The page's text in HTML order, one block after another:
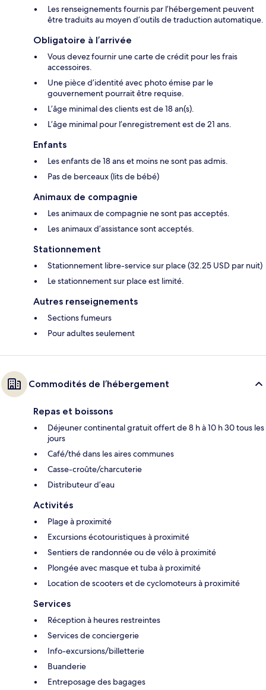
Les renseignements fournis par l’hébergement peuvent
être traduits au moyen d’outils de traduction automatique.
Obligatoire à l’arrivée
Vous devez fournir une carte de crédit pour les frais
accessoires.
Une pièce d’identité avec photo émise par le
gouvernement pourrait être requise.
L’âge minimal des clients est de 18 an(s).
L’âge minimal pour l’enregistrement est de 21 ans.
Enfants
Les enfants de 18 ans et moins ne sont pas admis.
Pas de berceaux (lits de bébé)
Animaux de compagnie
Les animaux de compagnie ne sont pas acceptés.
Les animaux d’assistance sont acceptés.
Stationnement
Stationnement libre-service sur place (32.25 USD par nuit)
Le stationnement sur place est limité.
Autres renseignements
Sections fumeurs
Pour adultes seulement
Commodités de l’hébergement
Repas et boissons
Déjeuner continental gratuit offert de 8 h à 10 h 30 tous les
jours
Café/thé dans les aires communes
Casse-croûte/charcuterie
Distributeur d’eau
Activités
Plage à proximité
Excursions écotouristiques à proximité
Sentiers de randonnée ou de vélo à proximité
Plongée avec masque et tuba à proximité
Location de scooters et de cyclomoteurs à proximité
Services
Réception à heures restreintes
Services de conciergerie
Info-excursions/billetterie
Buanderie
Entreposage des bagages